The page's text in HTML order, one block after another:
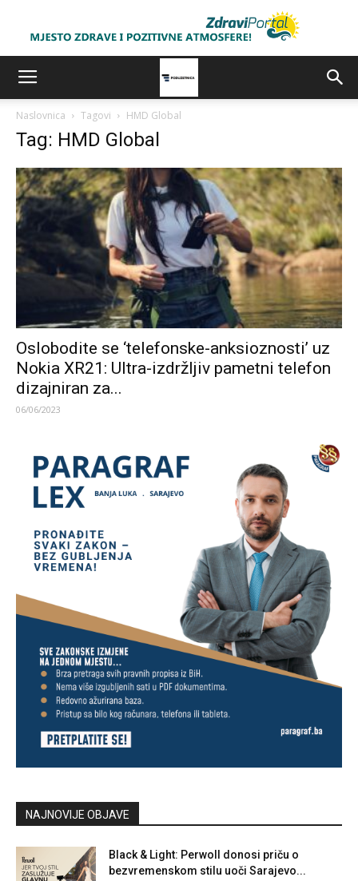
Naslovnica Tagovi HMD Global
Tag: HMD Global
Oslobodite se ‘telefonske-anksioznosti’ uz
Nokia XR21: Ultra-izdržljiv pametni telefon
dizajniran za...
06/06/2023
NAJNOVIJE OBJAVE
Black & Light: Perwoll donosi priču o
bezvremenskom stilu uoči Sarajevo...